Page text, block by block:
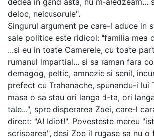
dedea in gand asta, nu m-aledzeam...
deloc, neicusorule".
Singurul argument pe care-l aduce in
sale politice este ridicol: "familia mea
...si eu in toate Camerele, cu toate
rumanul impartial... si sa raman fara
demagog, peltic, amnezic si senil,
prefect cu Trahanache, spunandu-i lui
masa o sa stau ori langa d-ta, ori
tale...", spre disperarea Zoei, care-l
direct: "A! Idiot!". Povesteste mereu
scrisoarea", desi Zoe il rugase sa nu o